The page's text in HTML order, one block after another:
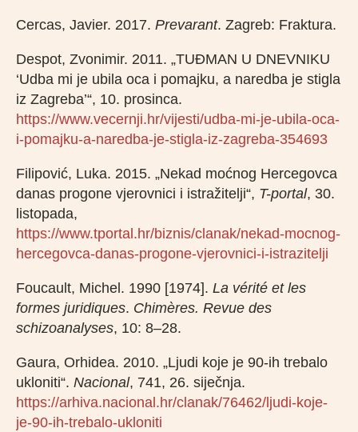
Cercas, Javier. 2017. Prevarant. Zagreb: Fraktura.
Despot, Zvonimir. 2011. „TUĐMAN U DNEVNIKU
‘Udba mi je ubila oca i pomajku, a naredba je stigla
iz Zagreba’“, 10. prosinca.
https://www.vecernji.hr/vijesti/udba-mi-je-ubila-oca-
i-pomajku-a-naredba-je-stigla-iz-zagreba-354693
Filipović, Luka. 2015. „Nekad moćnog Hercegovca
danas progone vjerovnici i istražitelji“, T-portal, 30.
listopada,
https://www.tportal.hr/biznis/clanak/nekad-mocnog-
hercegovca-danas-progone-vjerovnici-i-istrazitelji
Foucault, Michel. 1990 [1974]. La vérité et les
formes juridiques. Chimères. Revue des
schizoanalyses, 10: 8–28.
Gaura, Orhidea. 2010. „Ljudi koje je 90-ih trebalo
ukloniti“. Nacional, 741, 26. siječnja.
https://arhiva.nacional.hr/clanak/76462/ljudi-koje-
je-90-ih-trebalo-ukloniti